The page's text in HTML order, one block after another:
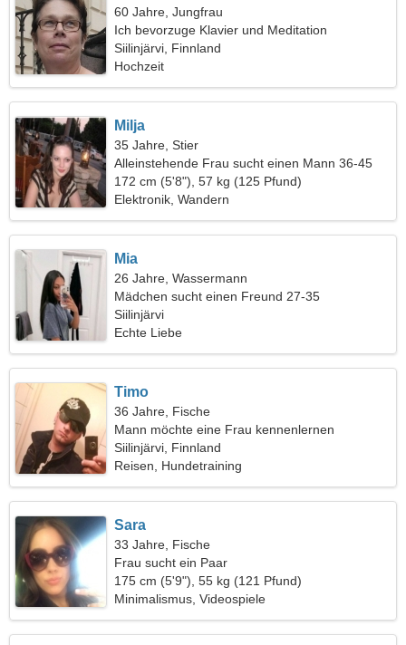
60 Jahre, Jungfrau
Ich bevorzuge Klavier und Meditation
Siilinjärvi, Finnland
Hochzeit
Milja
35 Jahre, Stier
Alleinstehende Frau sucht einen Mann 36-45
172 cm (5'8"), 57 kg (125 Pfund)
Elektronik, Wandern
Mia
26 Jahre, Wassermann
Mädchen sucht einen Freund 27-35
Siilinjärvi
Echte Liebe
Timo
36 Jahre, Fische
Mann möchte eine Frau kennenlernen
Siilinjärvi, Finnland
Reisen, Hundetraining
Sara
33 Jahre, Fische
Frau sucht ein Paar
175 cm (5'9"), 55 kg (121 Pfund)
Minimalismus, Videospiele